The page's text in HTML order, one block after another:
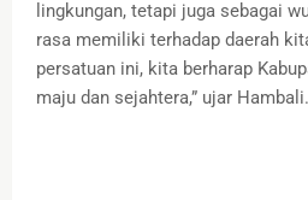
lingkungan, tetapi juga sebagai
rasa memiliki terhadap daerah
persatuan ini, kita berharap
maju dan sejahtera,” ujar Hambali.